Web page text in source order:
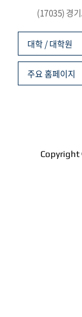
(17035) 경
대학 / 대학원
주요 홈페이지